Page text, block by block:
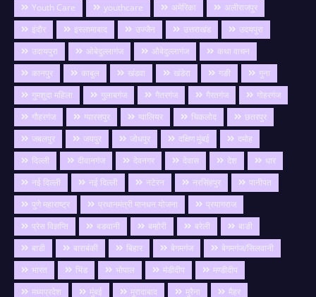
Youth Care
youthcare अमेरिका
अलीराजपुर
इंदौर
इस्लामाबाद उज्जैन उत्तराखंड
उदयपुरा
उदायपुरा
ओबेदुल्लागंज औबेदुल्लागंज
कथा वाचन
कानपुर
काबुल खंडवा खंडेरा गङी
गुना
गुमशुदा महिला
गुलाबगंज गैतरगंज गैरतगंज
गोहरगंज
गौहरगंज
ग्यारसपुर ग्वालियर चिकलोद
छतरपुर
जबलपुर
जयपुर जोधपुर दक्षिण मुंबई
दमोह
दिल्ली
दीवानगंज देवनगर देवास देश
धार
नई दिल्ली
नई दिल्ली नटेरन नरसिंहपुर
पानीपत
पुणे महाराष्ट्र
प्रधानमंत्री मानधन योजना
प्रयागराज
प्रेस विज्ञप्ति
बङवानी बम्होरी बरेली
बाङी
बाडी
बाराबंकी बिहार बेगमगंज
बेगमगंज/सिलवानी
भारत
भिंड भोपाल मंडीदीप
मण्डीदीप
मध्यप्रदेश
मुंबई मुरादाबाद मुरैना मैहर